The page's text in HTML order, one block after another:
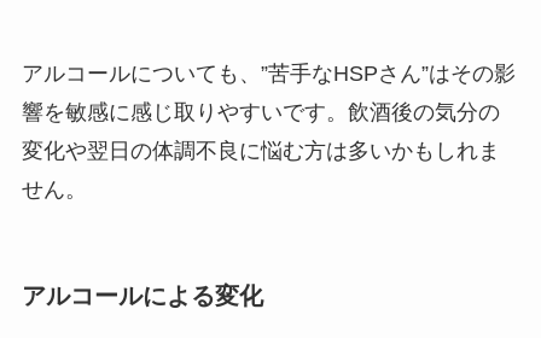
アルコールについても、”苦手なHSPさん”はその影
響を敏感に感じ取りやすいです。飲酒後の気分の
変化や翌日の体調不良に悩む方は多いかもしれま
せん。
アルコールによる変化